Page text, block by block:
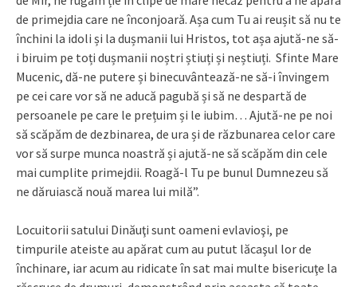
de primejdia care ne înconjoară. Așa cum Tu ai reușit să nu te
închini la idoli și la dușmanii lui Hristos, tot așa ajută-ne să-
i biruim pe toți dușmanii noștri știuți și neștiuți. Sfinte Mare
Mucenic, dă-ne putere și binecuvântează-ne să-i învingem
pe cei care vor să ne aducă pagubă și să ne despartă de
persoanele pe care le prețuim și le iubim… Ajută-ne pe noi
să scăpăm de dezbinarea, de ura și de răzbunarea celor care
vor să surpe munca noastră și ajută-ne să scăpăm din cele
mai cumplite primejdii. Roagă-l Tu pe bunul Dumnezeu să
ne dăruiască nouă marea lui milă”.
Locuitorii satului Dinăuţi sunt oameni evlavioşi, pe
timpurile ateiste au apărat cum au putut lăcaşul lor de
închinare, iar acum au ridicate în sat mai multe bisericuţe la